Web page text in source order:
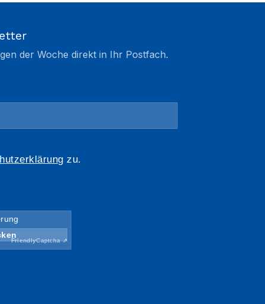
der Woche direkt in Ihr Postfach.